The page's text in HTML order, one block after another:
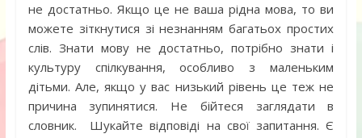
не достатньо. Якщо це не ваша рідна мова, то ви
можете зіткнутися зі незнанням багатьох простих
слів. Знати мову не достатньо, потрібно знати і
культуру спілкування, особливо з маленьким
дітьми. Але, якщо у вас низький рівень це теж не
причина зупинятися. Не бійтеся заглядати в
словник. Шукайте відповіді на свої запитання. Є